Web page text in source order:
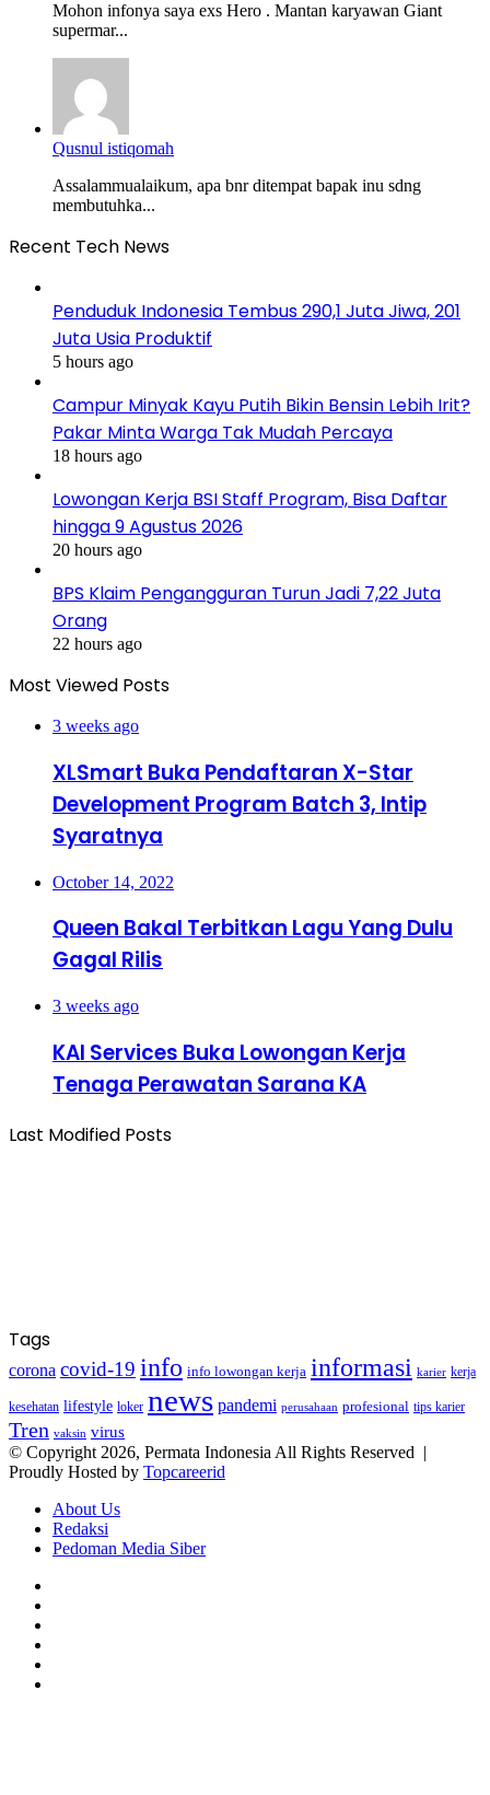
Mohon infonya saya exs Hero . Mantan karyawan Giant
supermar...
Qusnul istiqomah
Assalammualaikum, apa bnr ditempat bapak inu sdng
membutuhka...
Recent Tech News
Penduduk Indonesia Tembus 290,1 Juta Jiwa, 201
Juta Usia Produktif
5 hours ago
Campur Minyak Kayu Putih Bikin Bensin Lebih Irit?
Pakar Minta Warga Tak Mudah Percaya
18 hours ago
Lowongan Kerja BSI Staff Program, Bisa Daftar
hingga 9 Agustus 2026
20 hours ago
BPS Klaim Pengangguran Turun Jadi 7,22 Juta
Orang
22 hours ago
Most Viewed Posts
3 weeks ago
XLSmart Buka Pendaftaran X-Star
Development Program Batch 3, Intip
Syaratnya
October 14, 2022
Queen Bakal Terbitkan Lagu Yang Dulu
Gagal Rilis
3 weeks ago
KAI Services Buka Lowongan Kerja
Tenaga Perawatan Sarana KA
Last Modified Posts
Tags
corona covid-19 info info lowongan kerja informasi karier kerja
kesehatan lifestyle loker news pandemi perusahaan profesional tips karier
Tren vaksin virus
© Copyright 2026, Permata Indonesia All Rights Reserved |
Proudly Hosted by Topcareerid
About Us
Redaksi
Pedoman Media Siber